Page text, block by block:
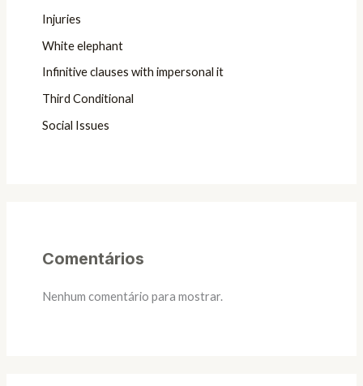
Injuries
White elephant
Infinitive clauses with impersonal it
Third Conditional
Social Issues
Comentários
Nenhum comentário para mostrar.